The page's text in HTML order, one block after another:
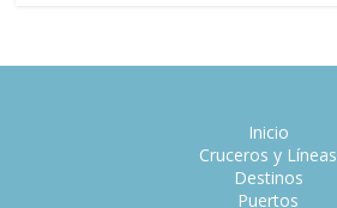
Inicio
Cruceros y Líneas
Destinos
Puertos